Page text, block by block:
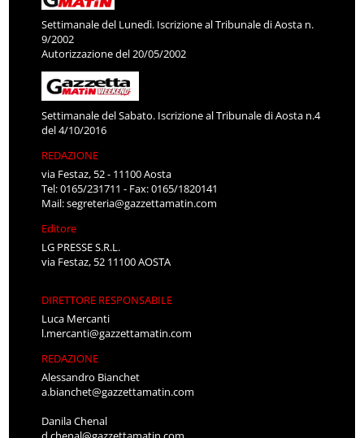
Settimanale del Lunedì. Iscrizione al Tribunale di Aosta n.
9/2002
Autorizzazione del 20/05/2002
Settimanale del Sabato. Iscrizione al Tribunale di Aosta n.4
del 4/10/2016
REDAZIONE
via Festaz, 52 - 11100 Aosta
Tel: 0165/231711 - Fax: 0165/1820141
Mail:segreteria@gazzettamatin.com
Editore
LG PRESSE S.R.L.
via Festaz, 52 11100 AOSTA
DIRETTORE RESPONSABILE
Luca Mercanti
l.mercanti@gazzettamatin.com
REDAZIONE
Alessandro Bianchet
a.bianchet@gazzettamatin.com
Danila Chenal